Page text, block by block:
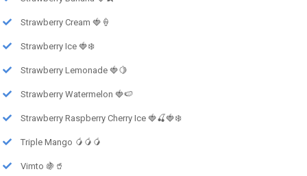
Strawberry Cream 🍓🍦
Strawberry Ice 🍓❄️
Strawberry Lemonade 🍓🍋
Strawberry Watermelon 🍓🍉
Strawberry Raspberry Cherry Ice 🍓🍒🍓❄️
Triple Mango 🥭🥭🥭
Vimto 🍇🥤